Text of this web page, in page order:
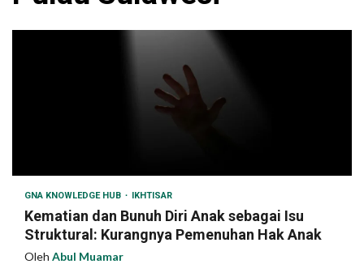
GNA KNOWLEDGE HUB IKHTISAR
Kematian dan Bunuh Diri Anak sebagai Isu
Struktural: Kurangnya Pemenuhan Hak Anak
Oleh Abul Muamar